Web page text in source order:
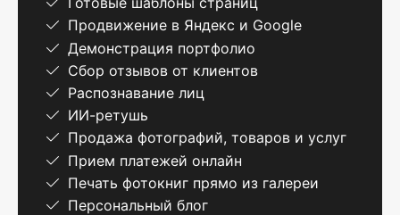
Продвижение в Яндекс и Google
Демонстрация портфолио
Сбор отзывов от клиентов
Распознавание лиц
ИИ-ретушь
Продажа фотографий, товаров и услуг
Прием платежей онлайн
Печать фотокниг прямо из галереи
Персональный блог